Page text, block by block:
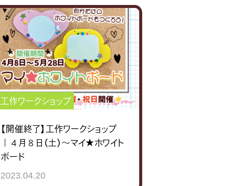
工作ワークショップ
【開催終了】工作ワークショップ
｜４月８日（土）～マイ★ホワイト
ボード
2023.04.20